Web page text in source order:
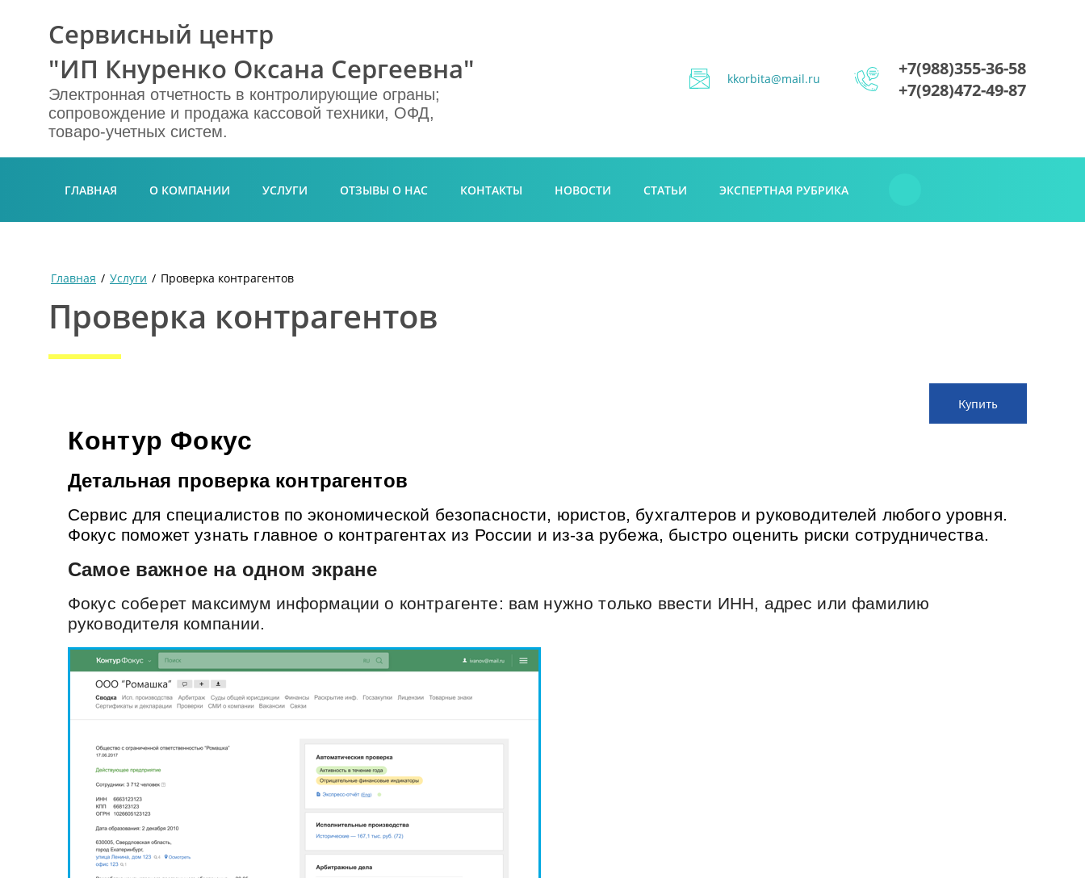
Сервисный центр
"ИП Кнуренко Оксана Сергеевна"
Электронная отчетность в контролирующие ограны;
сопровождение и продажа кассовой техники, ОФД,
товаро-учетных систем.
kkorbita@mail.ru
+7(988)355-36-58
+7(928)472-49-87
ГЛАВНАЯ О КОМПАНИИ УСЛУГИ ОТЗЫВЫ О НАС КОНТАКТЫ НОВОСТИ СТАТЬИ ЭКСПЕРТНАЯ РУБРИКА
Главная / Услуги / Проверка контрагентов
Проверка контрагентов
Купить
Контур Фокус
Детальная проверка контрагентов
Сервис для специалистов по экономической безопасности, юристов, бухгалтеров и руководителей любого уровня.
Фокус поможет узнать главное о контрагентах из России и из-за рубежа, быстро оценить риски сотрудничества.
Самое важное на одном экране
Фокус соберет максимум информации о контрагенте: вам нужно только ввести ИНН, адрес или фамилию
руководителя компании.